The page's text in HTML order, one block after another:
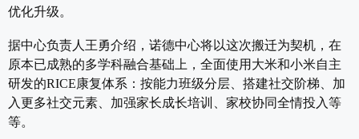
优化升级。
据中心负责人王勇介绍，诺德中心将以这次搬迁为契机，在
原本已成熟的多学科融合基础上，全面使用大米和小米自主
研发的RICE康复体系：按能力班级分层、搭建社交阶梯、加
入更多社交元素、加强家长成长培训、家校协同全情投入等
等。